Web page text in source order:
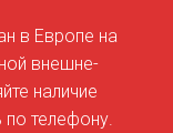
в Европе на
внешне-
наличие
по телефону.